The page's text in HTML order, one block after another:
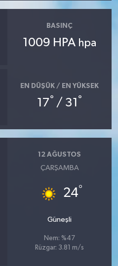
BASINÇ
1009 HPA hpa
EN DÜŞÜK / EN YÜKSEK
17° / 31 °
12 AĞUSTOS
ÇARŞAMBA
24°
Güneşli
Nem: %47
Rüzgar: 3.81 m/s